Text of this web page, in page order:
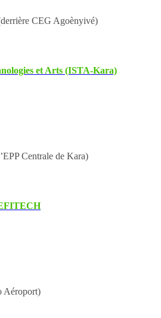
CEG Agoènyivé)
et Arts (ISTA-Kara)
Centrale de Kara)
Aéroport)